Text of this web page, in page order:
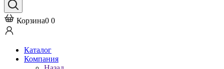
Корзина0 0
Каталог
Компания